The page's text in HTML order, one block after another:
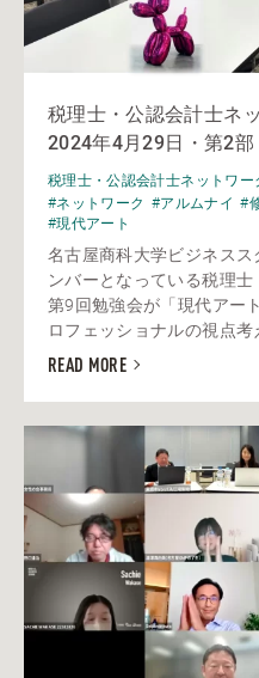
税理士・公認会計士ネ
2024年4月29日・第2部
税理士・公認会計士ネットワー
#ネットワーク #アルムナイ #
#現代アート
名古屋商科大学ビジネスス
ンバーとなっている税理
第9回勉強会が「現代アー
ロフェッショナルの視点
READ MORE